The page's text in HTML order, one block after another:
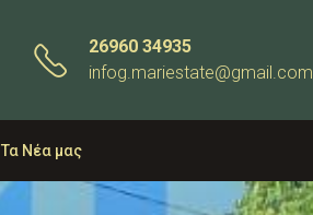
26960 34935
infog.mariestate@gmail.com
Τα Νέα μας